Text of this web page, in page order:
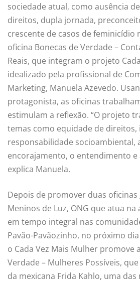
sociedade atual, como ausência
direitos, dupla jornada,
crescente de casos de feminicídio
oficina Bonecas de Verdade –
Reais, que integram o projeto Cada
idealizado pela profissional de
Marketing, Manuela Azevedo.
protagonista, as oficinas
estimulam a reflexão. “O projeto
temas como equidade de direitos,
responsabilidade socioambiental,
encorajamento, o entendimento e
explica Manuela.
Depois de promover duas
Meninos de Luz, ONG que atua na
em tempo integral nas
Pavão-Pavãozinho, no próximo
o Cada Vez Mais Mulher promove
Verdade – Mulheres Possíveis,
da mexicana Frida Kahlo, uma das